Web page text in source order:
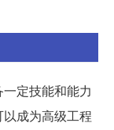
定技能和能力
成为高级工程